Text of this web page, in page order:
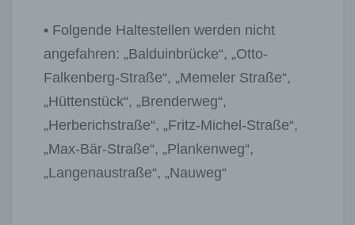
• Folgende Haltestellen werden nicht
angefahren: „Balduinbrücke“, „Otto-
Falkenberg-Straße“, „Memeler Straße“,
„Hüttenstück“, „Brenderweg“,
„Herberichstraße“, „Fritz-Michel-Straße“,
„Max-Bär-Straße“, „Plankenweg“,
„Langenaustraße“, „Nauweg“